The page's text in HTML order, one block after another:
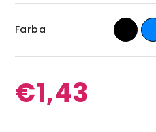
Farba
€1,43